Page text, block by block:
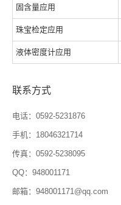
固含量应用
珠宝检定应用
液体密度计应用
联系方式
电话：0592-5231876
手机：18046321714
传真：0592-5238095
QQ：948001171
邮箱：948001171@qq.com